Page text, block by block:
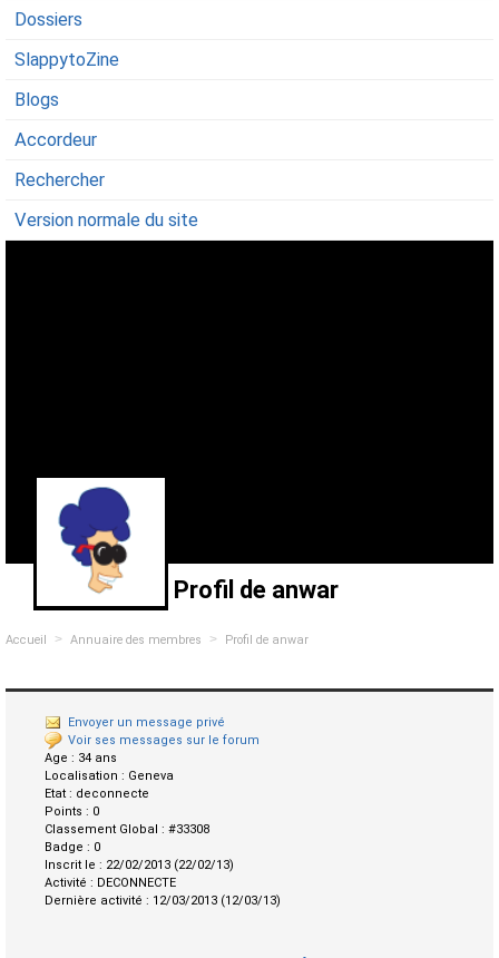
Dossiers
SlappytoZine
Blogs
Accordeur
Rechercher
Version normale du site
Profil de anwar
Accueil > Annuaire des membres > Profil de anwar
Envoyer un message privé
Voir ses messages sur le forum
Age : 34 ans
Localisation : Geneva
Etat : deconnecte
Points : 0
Classement Global : #33308
Badge : 0
Inscrit le : 22/02/2013 (22/02/13)
Activité : DECONNECTE
Dernière activité : 12/03/2013 (12/03/13)